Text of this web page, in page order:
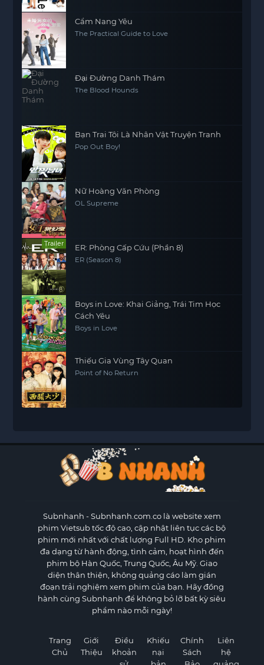
Cẩm Nang Yêu
The Practical Guide to Love
Đại Đường Danh Thám
The Blood Hounds
Bạn Trai Tôi Là Nhân Vật Truyện Tranh
Pop Out Boy!
Nữ Hoàng Văn Phòng
OL Supreme
Trailer ER: Phòng Cấp Cứu (Phần 8)
ER (Season 8)
Boys in Love: Khai Giảng, Trái Tim Học
Cách Yêu
Boys in Love
Thiếu Gia Vùng Tây Quan
Point of No Return
Subnhanh - Subnhanh.com.co là website xem
phim Vietsub tốc độ cao, cập nhật liên tục các bộ
phim mới nhất với chất lượng Full HD. Kho phim
đa dạng từ hành động, tình cảm, hoạt hình đến
phim bộ Hàn Quốc, Trung Quốc, Âu Mỹ. Giao
diện thân thiện, không quảng cáo làm gián
đoạn trải nghiệm xem phim của bạn. Hãy đồng
hành cùng Subnhanh để không bỏ lỡ bất kỳ siêu
phẩm nào mỗi ngày!
Trang
Chủ
Giới
Thiệu
Điều
khoản
Khiếu
nại
Chính
Sách
Liên
hệ